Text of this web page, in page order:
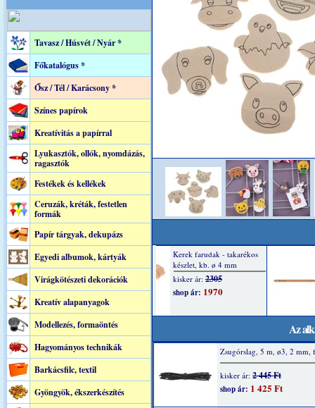
Tavasz / Húsvét / Nyár *
Főkatalógus *
Ősz / Tél / Karácsony *
Színes papírok
Kreatívitás a papírral
Lyukasztók, ollók, nyomdázás,
ragasztók
Festékek és kellékek
Ceruzák, kréták, festetlen
formák
Papír tárgyak, dekupázs
Egyedi albumok, kártyák
Virágkötészeti dekorációk
Kreatív alapanyagok
Modellezés, formaöntés
Hagyományos technikák
Barkácsfilc, textil
Gyöngyök, ékszerkészítés
Az
Zsugórslag, 5 m, ø3, 2 mm,
kisker ár: 2 445 Ft
shop ár: 1 425 Ft